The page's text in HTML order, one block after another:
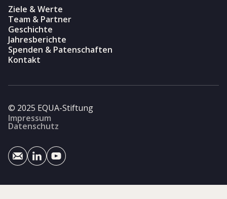
Ziele & Werte
Team & Partner
Geschichte
Jahresberichte
Spenden & Patenschaften
Kontakt
© 2025 EQUA-Stiftung
Impressum
Datenschutz